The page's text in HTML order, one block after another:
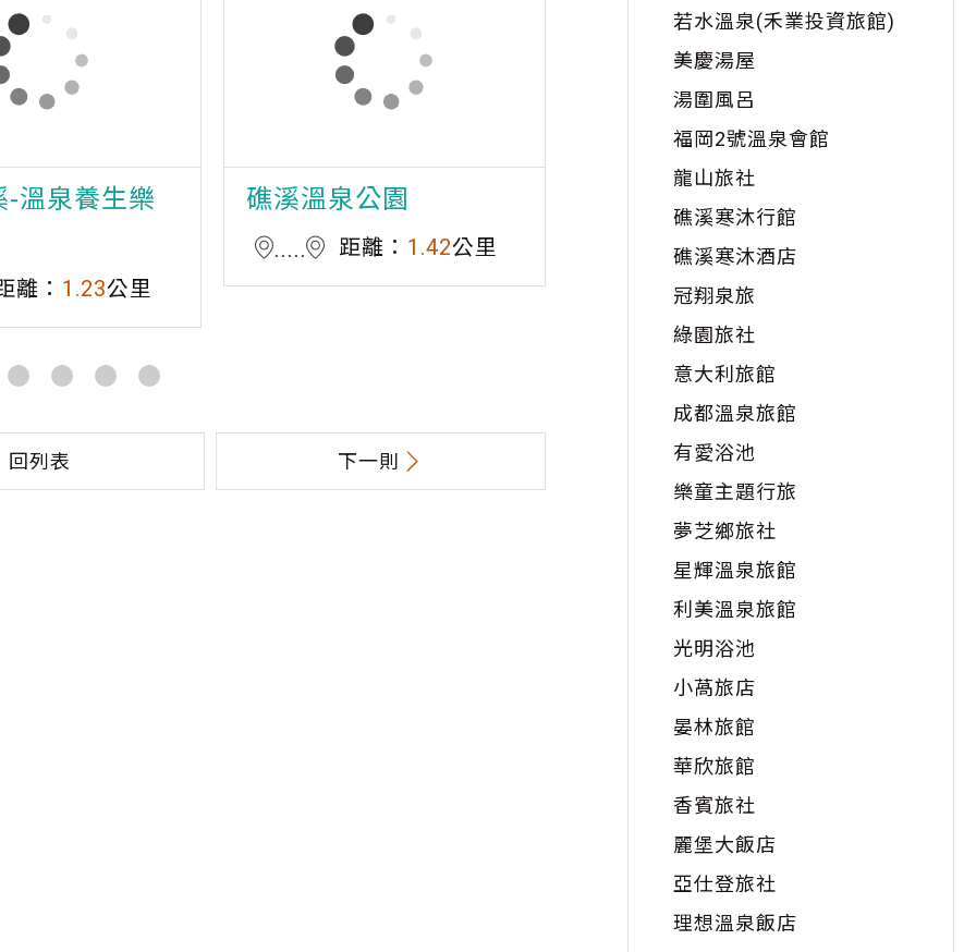
-溫泉養生樂
離： 1.23公里
礁溪溫泉公園
距離： 1.42公里 距離：1.42公里
回列表 下一則
若水溫泉(禾業投資旅館)
美慶湯屋
湯圍風呂
福岡2號溫泉會館
龍山旅社
礁溪寒沐行館
礁溪寒沐酒店
冠翔泉旅
綠園旅社
意大利旅館
成都溫泉旅館
有愛浴池
樂童主題行旅
夢芝鄉旅社
星輝溫泉旅館
利美溫泉旅館
光明浴池
小萵旅店
晏林旅館
華欣旅館
香賓旅社
麗堡大飯店
亞仕登旅社
理想溫泉飯店